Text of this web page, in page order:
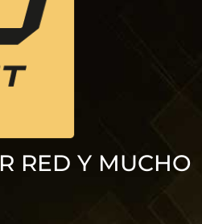
RED Y MUCHO